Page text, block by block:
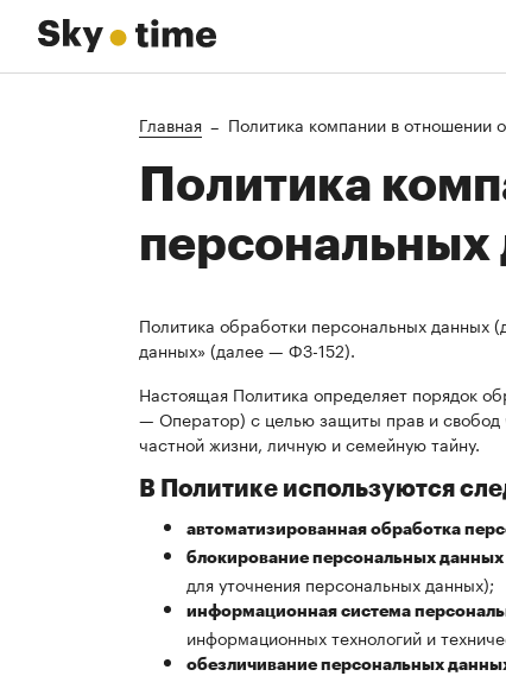
Главная Политика компании в отношении
Политика
персональных
Политика обработки персональных
данных» (далее — ФЗ-152).
Настоящая Политика определяет порядок
— Оператор) с целью защиты прав и свобод
частной жизни, личную и семейную тайну.
В Политике используются
автоматизированная обработка
блокирование персональных данных
для уточнения персональных данных);
информационная система
информационных технологий и
обезличивание персональных